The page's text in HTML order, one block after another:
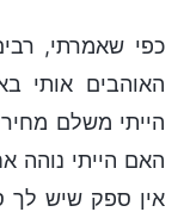
כפי שאמרתי,
האוהבים אותי
הייתי משלם
האם הייתי נוהה
אין ספק שיש לך